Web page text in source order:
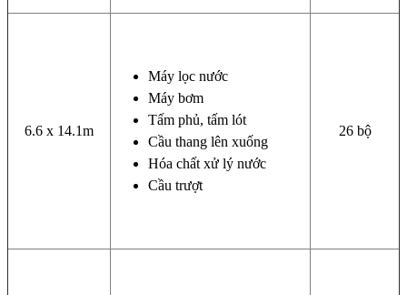
6.6 x 14.1m
Máy lọc nước
Máy bơm
Tấm phủ, tấm lót
Cầu thang lên xuống
Hóa chất xử lý nước
Cầu trượt
26 bộ